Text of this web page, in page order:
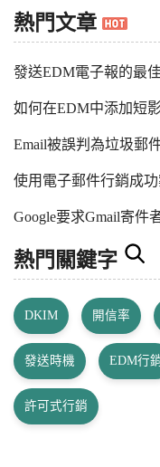
熱門文章
發送EDM電子報的最
如何在EDM中添加短
Email被誤判為垃圾郵
使用電子郵件行銷成
Google要求Gmail寄件
熱門關鍵字
DKIM 開信率
發送時機 EDM行
許可式行銷